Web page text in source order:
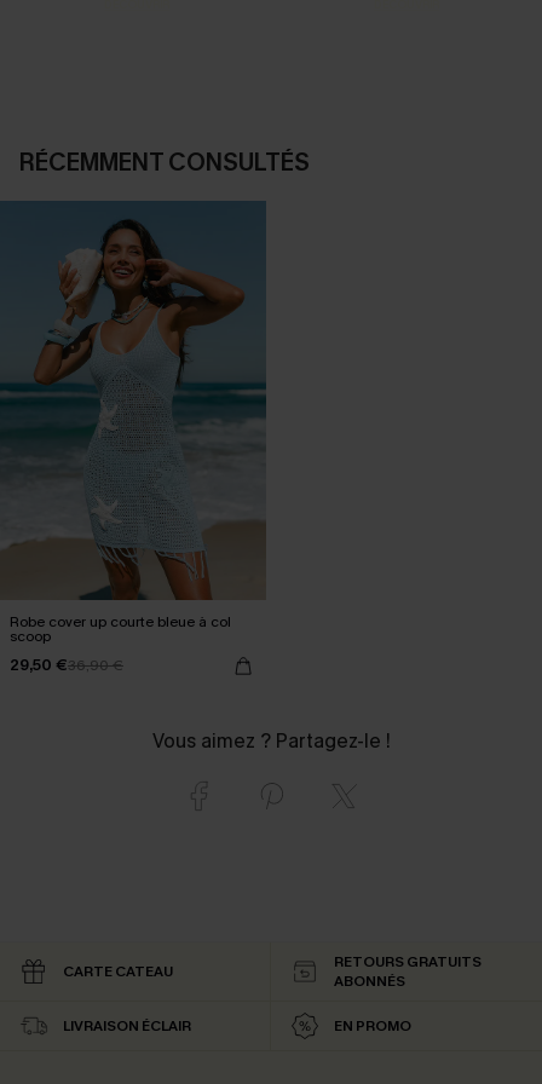
RÉCEMMENT CONSULTÉS
Robe cover up courte bleue à col
scoop
29,50 €36,90 €
Vous aimez ? Partagez-le !
CARTE CATEAU
RETOURS GRATUITS
ABONNÉS
LIVRAISON ÉCLAIR EN PROMO